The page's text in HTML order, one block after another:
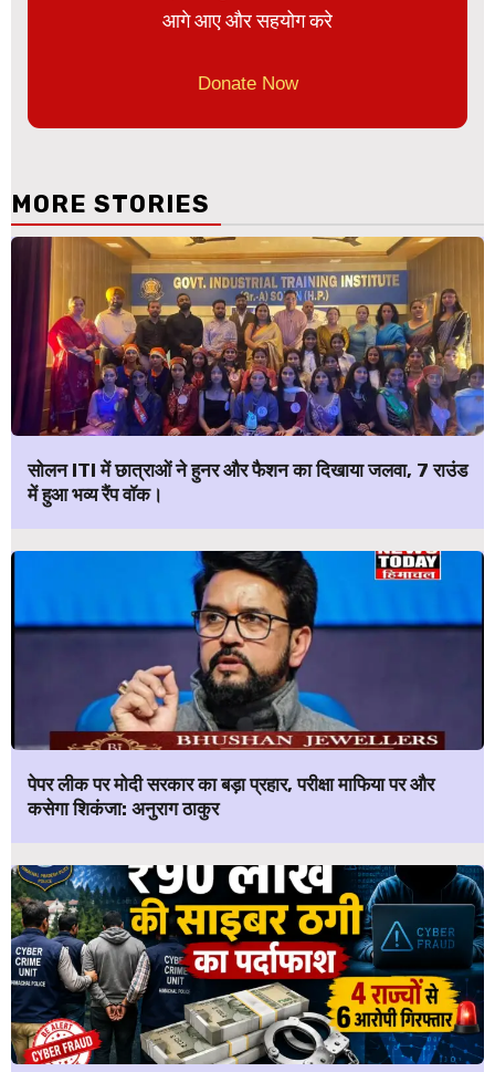
आगे आए और सहयोग करे
Donate Now
MORE STORIES
सोलन ITI में छात्राओं ने हुनर और फैशन का दिखाया जलवा, 7 राउंड
में हुआ भव्य रैंप वॉक।
पेपर लीक पर मोदी सरकार का बड़ा प्रहार, परीक्षा माफिया पर और
कसेगा शिकंजा: अनुराग ठाकुर